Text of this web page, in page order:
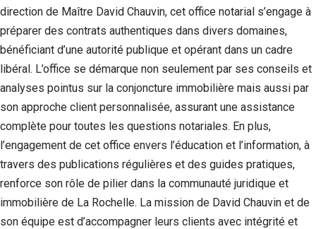
direction de Maître David Chauvin, cet office notarial s’engage à
préparer des contrats authentiques dans divers domaines,
bénéficiant d’une autorité publique et opérant dans un cadre
libéral. L’office se démarque non seulement par ses conseils et
analyses pointus sur la conjoncture immobilière mais aussi par
son approche client personnalisée, assurant une assistance
complète pour toutes les questions notariales. En plus,
l’engagement de cet office envers l’éducation et l’information, à
travers des publications régulières et des guides pratiques,
renforce son rôle de pilier dans la communauté juridique et
immobilière de La Rochelle. La mission de David Chauvin et de
son équipe est d’accompagner leurs clients avec intégrité et